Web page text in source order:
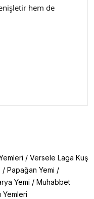
hem de
/ Versele Laga Kuş
/ Papağan Yemi /
Yemi / Muhabbet
Yemleri